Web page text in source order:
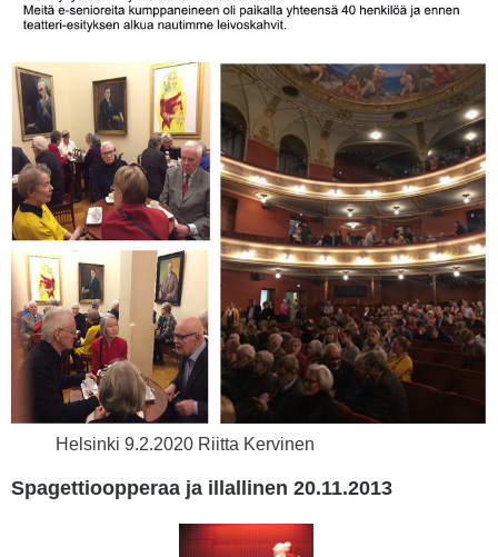
Helsinki 9.2.2020 Riitta Kervinen
Spagettioopperaa ja illallinen 20.11.2013